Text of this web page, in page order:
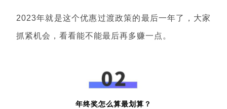
2023年就是这个优惠过渡政策的最后一年了，大家
抓紧机会，看看能不能最后再多赚一点。
年终奖怎么算最划算？